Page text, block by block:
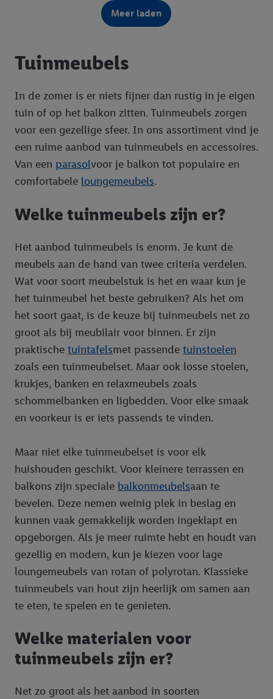
Meer laden
Tuinmeubels
In de zomer is er niets fijner dan rustig in je eigen
tuin of op het balkon zitten. Tuinmeubels zorgen
voor een gezellige sfeer. In ons assortiment vind je
een ruime aanbod van tuinmeubels en accessoires.
Van een parasolvoor je balkon tot populaire en
comfortabele loungemeubels.
Welke tuinmeubels zijn er?
Het aanbod tuinmeubels is enorm. Je kunt de
meubels aan de hand van twee criteria verdelen.
Wat voor soort meubelstuk is het en waar kun je
het tuinmeubel het beste gebruiken? Als het om
het soort gaat, is de keuze bij tuinmeubels net zo
groot als bij meubilair voor binnen. Er zijn
praktische tuintafelsmet passende tuinstoelen
zoals een tuinmeubelset. Maar ook losse stoelen,
krukjes, banken en relaxmeubels zoals
schommelbanken en ligbedden. Voor elke smaak
en voorkeur is er iets passends te vinden.
Maar niet elke tuinmeubelset is voor elk
huishouden geschikt. Voor kleinere terrassen en
balkons zijn speciale balkonmeubelsaan te
bevelen. Deze nemen weinig plek in beslag en
kunnen vaak gemakkelijk worden ingeklapt en
opgeborgen. Als je meer ruimte hebt en houdt van
gezellig en modern, kun je kiezen voor lage
loungemeubels van rotan of polyrotan. Klassieke
tuinmeubels van hout zijn heerlijk om samen aan
te eten, te spelen en te genieten.
Welke materialen voor
tuinmeubels zijn er?
Net zo groot als het aanbod in soorten